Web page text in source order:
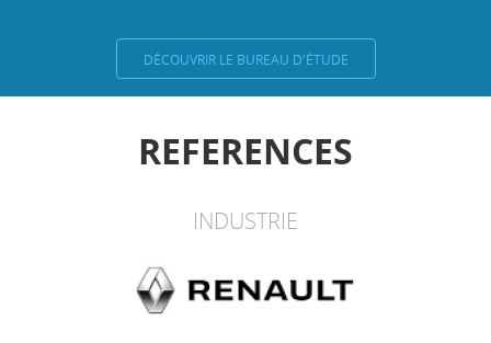
DÉCOUVRIR LE BUREAU D'ÉTUDE
REFERENCES
INDUSTRIE